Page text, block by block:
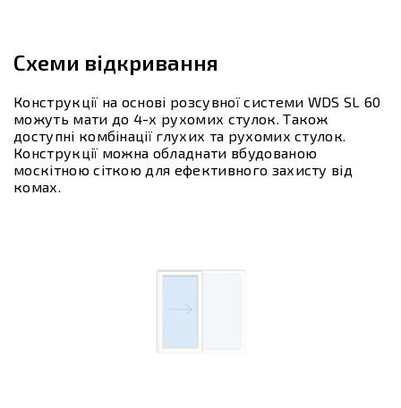
Схеми відкривання
Конструкції на основі розсувної системи WDS SL 60
можуть мати до 4-х рухомих стулок. Також
доступні комбінації глухих та рухомих стулок.
Конструкції можна обладнати вбудованою
москітною сіткою для ефективного захисту від
комах.